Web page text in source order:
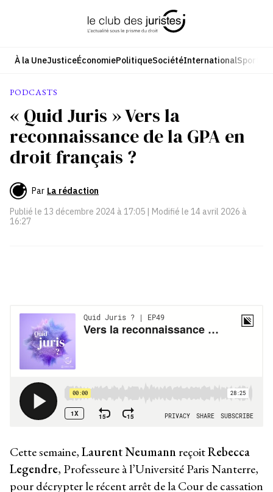
À la UneJusticeÉconomiePolitiqueSociétéInternationalSport
PODCASTS
« Quid Juris » Vers la
reconnaissance de la GPA en
droit français ?
Par La rédaction
Publié le 13 décembre 2024 à 17:05 | Modifié le 14 avril 2026 à
16:27
Cette semaine,Laurent NeumannreçoitRebecca
Legendre, Professeure à l’Université Paris Nanterre,
pour décrypter le récent arrêt de la Cour de cassation